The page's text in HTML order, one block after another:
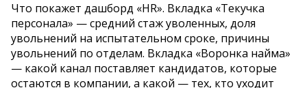
Что покажет дашборд «HR». Вкладка «Текучка
персонала» — средний стаж уволенных, доля
увольнений на испытательном сроке, причины
увольнений по отделам. Вкладка «Воронка найма»
— какой канал поставляет кандидатов, которые
остаются в компании, а какой — тех, кто уходит